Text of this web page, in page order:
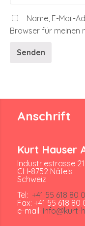
Name, E-Mail-
Browser für meinen
Anschrift
Kurt Hauser
Industriestrasse 21
CH-8752 Näfels
Schweiz
Tel: +41 55 618 80
Fax: +41 55 618 80
e-mail: info@kurt-